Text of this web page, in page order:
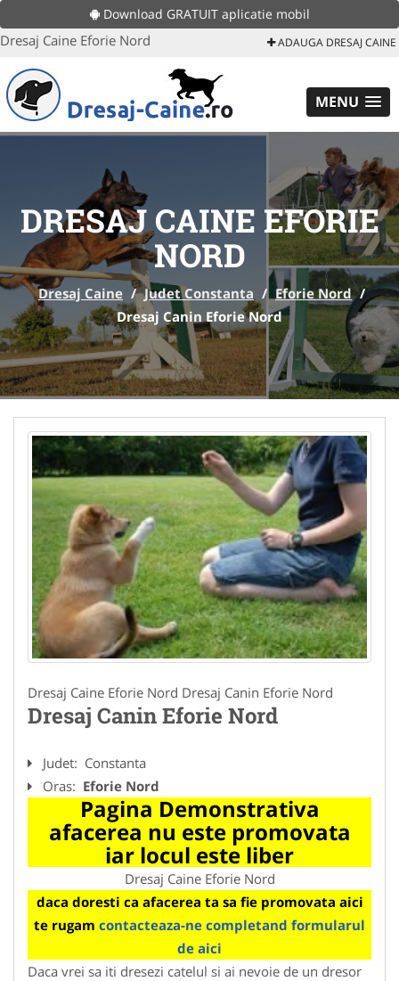
Download GRATUIT aplicatie mobil
Dresaj Caine Eforie Nord ADAUGA DRESAJ CAINE
MENU
DRESAJ CAINE EFORIE
NORD
Dresaj Caine / Judet Constanta / Eforie Nord /
Dresaj Canin Eforie Nord
Dresaj Caine Eforie Nord Dresaj Canin Eforie Nord
Dresaj Canin Eforie Nord
Judet: Constanta
Oras: Eforie Nord
Pagina Demonstrativa
afacerea nu este promovata
iar locul este liber
Dresaj Caine Eforie Nord
daca doresti ca afacerea ta sa fie promovata aici
te rugam contacteaza-ne completand formularul
de aici
Daca vrei sa iti dresezi catelul si ai nevoie de un dresor